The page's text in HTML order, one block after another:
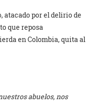
atacado por el delirio de
que reposa
en Colombia, quita al
abuelos, nos